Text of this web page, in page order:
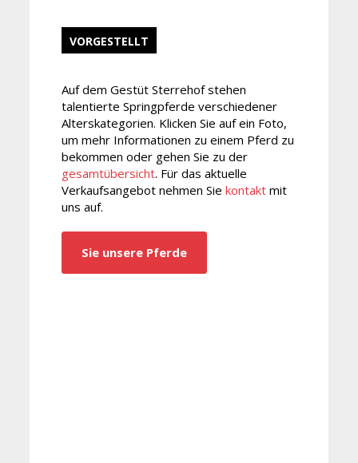
VORGESTELLT
Auf dem Gestüt Sterrehof stehen
talentierte Springpferde verschiedener
Alterskategorien. Klicken Sie auf ein Foto,
um mehr Informationen zu einem Pferd zu
bekommen oder gehen Sie zu der
gesamtübersicht. Für das aktuelle
Verkaufsangebot nehmen Siekontakt mit
uns auf.
Sie unsere Pferde